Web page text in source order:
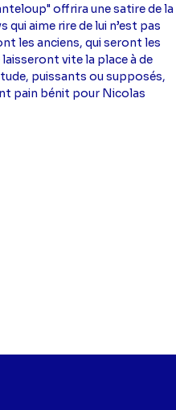
offrira une satire de la
qui aime rire de lui n’est pas
les anciens, qui seront les
vite la place à de
puissants ou supposés,
pain bénit pour Nicolas